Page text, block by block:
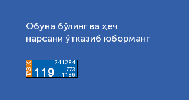
Обуна бўлинг ва ҳеч
нарсани ўтказиб юборманг